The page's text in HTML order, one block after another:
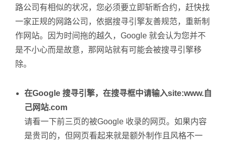
路公司有相似的状况，您必须要立即斩断合约，赶快找
一家正规的网路公司，依据搜寻引擎友善规范，重新制
作网站。因为时间拖的越久，Google 就会认为您并不
是不小心而是故意，那网站就有可能会被搜寻引擎移
除。
在Google 搜寻引擎，在搜寻框中请输入site:www.自
己网站.com
请看一下前三页的被Google 收录的网页。如果内容
是贵司的，但网页看起来就是额外制作且风格不一